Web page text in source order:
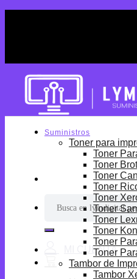
por:
Suministros
Toner para
Toner
Toner
Toner
Toner
Toner
Toner
Toner
Toner
Toner
Toner
Tambor de
Tambor